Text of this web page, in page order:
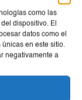
como las
dispositivo. El
datos como el
en este sitio.
negativamente a
Rallada Montey
345ml